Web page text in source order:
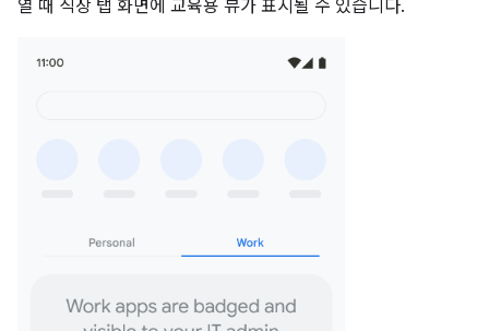
열 때 직장 탭 화면에 교육용 뷰가 표시될 수 있습니다.